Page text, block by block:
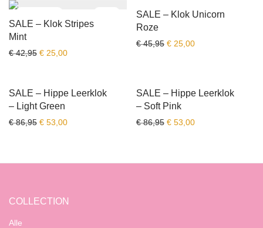
SALE – Klok Stripes
Mint
€42,95 Oorspronkelijke prijs was: € 42,95.
€ 25,00Huidige prijs is: € 25,00.
SALE – Klok Unicorn
Roze
€45,95 Oorspronkelijke prijs
€ 25,00Huidige prijs is: €
-39
SALE – Hippe Leerklok
– Light Green
€86,95 Oorspronkelijke prijs was: € 86,95.
€ 53,00Huidige prijs is: € 53,00.
-39
SALE – Hippe Leerklok
– Soft Pink
€86,95 Oorspronkelijke prijs
€ 53,00Huidige prijs is: €
COLLECTION
Alle